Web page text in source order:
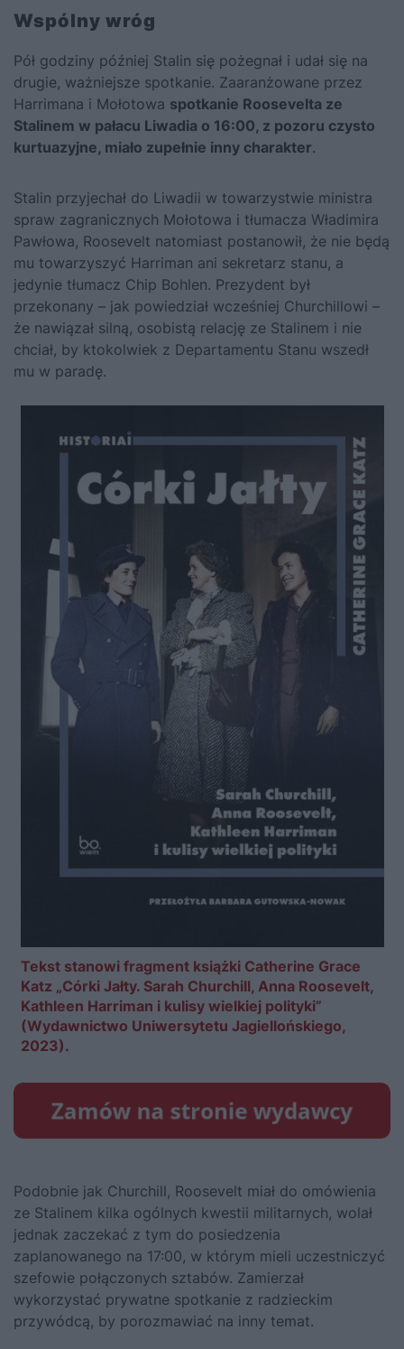
Wspólny wróg
Pół godziny później Stalin się pożegnał i udał się na
drugie, ważniejsze spotkanie. Zaaranżowane przez
Harrimana i Mołotowa spotkanie Roosevelta ze
Stalinem w pałacu Liwadia o 16:00, z pozoru czysto
kurtuazyjne, miało zupełnie inny charakter.
Stalin przyjechał do Liwadii w towarzystwie ministra
spraw zagranicznych Mołotowa i tłumacza Władimira
Pawłowa, Roosevelt natomiast postanowił, że nie będą
mu towarzyszyć Harriman ani sekretarz stanu, a
jedynie tłumacz Chip Bohlen. Prezydent był
przekonany – jak powiedział wcześniej Churchillowi –
że nawiązał silną, osobistą relację ze Stalinem i nie
chciał, by ktokolwiek z Departamentu Stanu wszedł
mu w paradę.
Tekst stanowi fragment książki Catherine Grace
Katz „Córki Jałty. Sarah Churchill, Anna Roosevelt,
Kathleen Harriman i kulisy wielkiej polityki”
(Wydawnictwo Uniwersytetu Jagiellońskiego,
2023).
Podobnie jak Churchill, Roosevelt miał do omówienia
ze Stalinem kilka ogólnych kwestii militarnych, wolał
jednak zaczekać z tym do posiedzenia
zaplanowanego na 17:00, w którym mieli uczestniczyć
szefowie połączonych sztabów. Zamierzał
wykorzystać prywatne spotkanie z radzieckim
przywódcą, by porozmawiać na inny temat.